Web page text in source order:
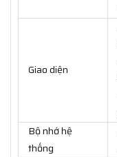
Giao diện
Bộ nhớ hệ
thống